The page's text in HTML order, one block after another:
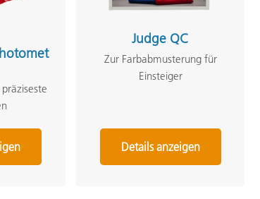
Judge QC
Zur Farbabmusterung für
Einsteiger
Details anzeigen